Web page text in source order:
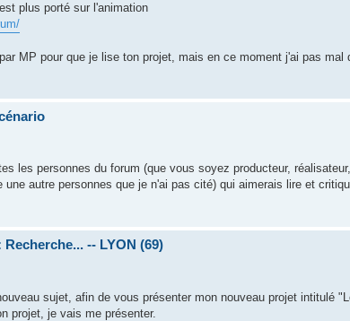
plus porté sur l'animation
MP pour que je lise ton projet, mais en ce moment j'ai pas mal
les personnes du forum (que vous soyez producteur,
autre personnes que je n'ai pas cité) qui aimerais lire et
-- LYON (69)
sujet, afin de vous présenter mon nouveau projet intitulé
projet, je vais me présenter.